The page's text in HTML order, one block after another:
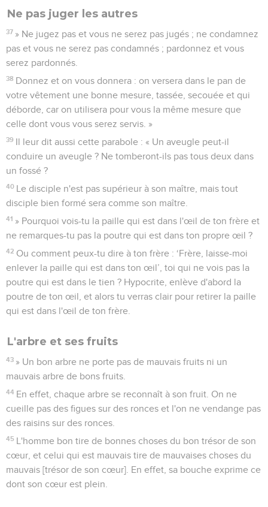
Ne pas juger les autres
37 » Ne jugez pas et vous ne serez pas jugés ; ne condamnez
pas et vous ne serez pas condamnés ; pardonnez et vous
serez pardonnés.
38 Donnez et on vous donnera : on versera dans le pan de
votre vêtement une bonne mesure, tassée, secouée et qui
déborde, car on utilisera pour vous la même mesure que
celle dont vous vous serez servis. »
39 Il leur dit aussi cette parabole : « Un aveugle peut-il
conduire un aveugle ? Ne tomberont-ils pas tous deux dans
un fossé ?
40 Le disciple n'est pas supérieur à son maître, mais tout
disciple bien formé sera comme son maître.
41 » Pourquoi vois-tu la paille qui est dans l'œil de ton frère et
ne remarques-tu pas la poutre qui est dans ton propre œil ?
42 Ou comment peux-tu dire à ton frère : ‘Frère, laisse-moi
enlever la paille qui est dans ton œil’, toi qui ne vois pas la
poutre qui est dans le tien ? Hypocrite, enlève d'abord la
poutre de ton œil, et alors tu verras clair pour retirer la paille
qui est dans l'œil de ton frère.
L'arbre et ses fruits
43 » Un bon arbre ne porte pas de mauvais fruits ni un
mauvais arbre de bons fruits.
44 En effet, chaque arbre se reconnaît à son fruit. On ne
cueille pas des figues sur des ronces et l'on ne vendange pas
des raisins sur des ronces.
45 L'homme bon tire de bonnes choses du bon trésor de son
cœur, et celui qui est mauvais tire de mauvaises choses du
mauvais [trésor de son cœur]. En effet, sa bouche exprime ce
dont son cœur est plein.